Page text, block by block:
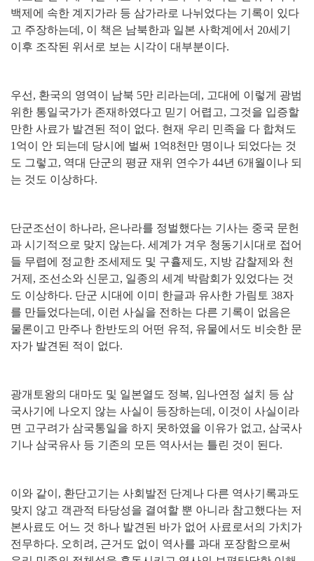
백제에 속한 계지가라 등 삼가라로 나뉘었다는 기록이 있다
고 주장하는데 , 이 책은 남북한과 일본 사학계에서 20세기
이후 조작된 위서로 보는 시각이 대부분이다.
우선 , 환국의 영역이 남북 5만 리라는데 , 고대에 이렇게 광범
위한 통일국가가 존재하였다고 믿기 어렵고, 그것을 입증할
만한 사료가 발견된 적이 없다. 현재 우리 민족을 다 합쳐도
1 억이 안 되는데 당시에 벌써 1 억8천만 명이나 되었다는 것
도 그렇고, 역대 단군의 평균 재위 연수가 44년 6개월이나 되
는 것도 이상하다.
단군조선이 하나라, 은나라를 정벌했다는 기사는 중국 문헌
과 시기적으로 맞지 않는다. 세계가 겨우 청동기시대로 접어
들 무렵에 정교한 조세제도 및 구휼제도, 지방 감찰제와 천
거제 , 조선소와 신문고, 일종의 세계 박람회가 있었다는 것
도 이상하다. 단군 시대에 이미 한글과 유사한 가림토 38자
를 만들었다는데 , 이런 사실을 전하는 다른 기록이 없음은
물론이고 만주나 한반도의 어떤 유적, 유물에서도 비슷한 문
자가 발견된 적이 없다.
광개토왕의 대마도 및 일본열도 정복, 임나연정 설치 등 삼
국사기에 나오지 않는 사실이 등장하는데 , 이것이 사실이라
면 고구려가 삼국통일을 하지 못하였을 이유가 없고, 삼국사
기나 삼국유사 등 기존의 모든 역사서는 틀린 것이 된다.
이와 같이 , 환단고기는 사회발전 단계나 다른 역사기록과도
맞지 않고 객관적 타당성을 결여할 뿐 아니라 참고했다는 저
본사료도 어느 것 하나 발견된 바가 없어 사료로서의 가치가
전무하다. 오히려 , 근거도 없이 역사를 과대 포장함으로써